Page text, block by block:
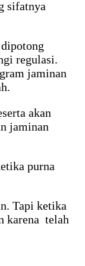
sifatnya
regulasi.
jaminan
akan
jaminan
purna
Tapi ketika
karena telah